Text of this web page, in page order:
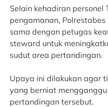
Selain kehadiran personel
pengamanan,
sama dengan petugas
steward untuk
sudut area pertandingan.
Upaya ini dilakukan agar
yang berniat
pertandingan tersebut.